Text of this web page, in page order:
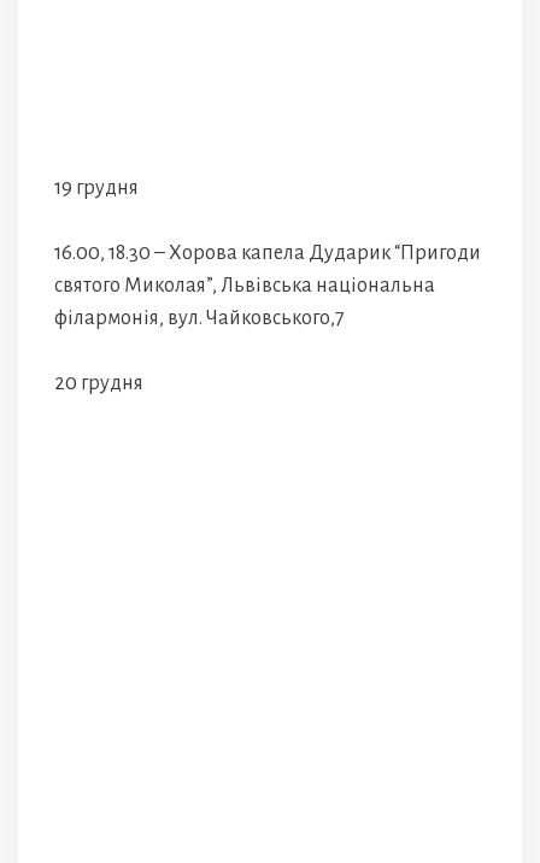
19 грудня
16.00, 18.30 – Хорова капела Дударик “Пригоди
святого Миколая”, Львівська національна
філармонія, вул. Чайковського,7
20 грудня